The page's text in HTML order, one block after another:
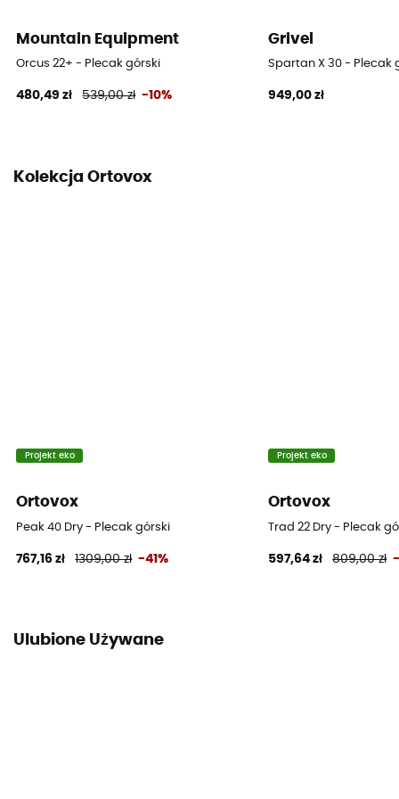
Etykieta
Fair Wear Foundation
Objętość
Mountain Equipment
Orcus 22+ - Plecak górski
480,49 zł 539,00 zł -10%
Grivel
Spartan X 30 - Plecak
949,00 zł
Kolekcja Ortovox
Projekt eko
Ortovox
Peak 40 Dry - Plecak górski
767,16 zł 1309,00 zł -41%
Projekt eko
Ortovox
Trad 22 Dry - Plecak
597,64 zł 809,00 zł
Ulubione Używane